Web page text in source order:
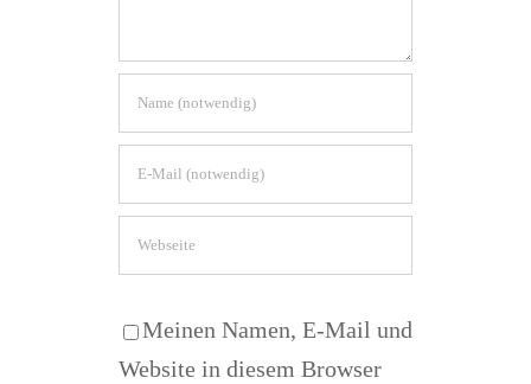
Meinen Namen, E-Mail und
Website in diesem Browser